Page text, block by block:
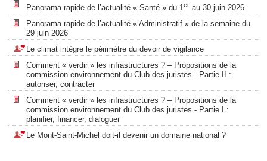
Panorama rapide de l’actualité « Santé » du 1 er au 30 juin 2026
Panorama rapide de l’actualité « Administratif » de la semaine du
29 juin 2026
Le climat intègre le périmètre du devoir de vigilance
Comment « verdir » les infrastructures ? – Propositions de la
commission environnement du Club des juristes - Partie II :
autoriser, contracter
Comment « verdir » les infrastructures ? – Propositions de la
commission environnement du Club des juristes - Partie I :
planifier, financer, dialoguer
Le Mont-Saint-Michel doit-il devenir un domaine national ?